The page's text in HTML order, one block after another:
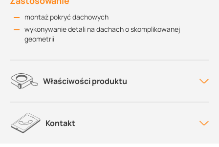
montaż pokryć dachowych
wykonywanie detali na dachach o skomplikowanej
geometrii
Właściwości produktu
Kontakt